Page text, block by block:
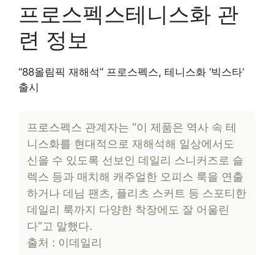
프로스펙스테니스화 관
련 정보
“88올림픽 재해석” 프로스펙스, 테니스화 ‘빅스타’
출시
프로스펙스 관계자는 “이 제품은 역사 속 테
니스화를 현대적으로 재해석해 일상에서도
신을 수 있도록 선보인 데일리 스니커즈로 슬
렉스 등과 매치해 캐주얼한 오피스 룩을 연출
하거나 데님 팬츠, 플리츠 스커트 등 스포티한
데일리 룩까지 다양한 착장에도 잘 어울린
다”고 말했다.
출처 : 이데일리